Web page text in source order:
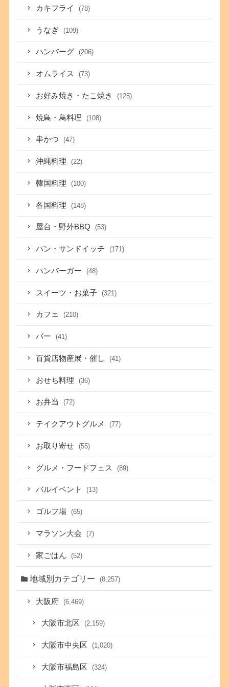
カキフライ (78)
うなぎ (109)
ハンバーグ (206)
オムライス (73)
お好み焼き・たこ焼き (125)
焼鳥・鳥料理 (108)
串かつ (47)
沖縄料理 (22)
韓国料理 (100)
各国料理 (148)
屋台・野外BBQ (53)
パン・サンドイッチ (171)
ハンバーガー (48)
スイーツ・お菓子 (321)
カフェ (210)
バー (41)
百貨店物産展・催し (41)
おせち料理 (36)
お弁当 (72)
テイクアウトグルメ (77)
お取り寄せ (55)
グルメ・フードフェス (89)
バルイベント (13)
ゴルフ場 (65)
マラソン大会 (7)
家ごはん (52)
地域別カテゴリー (8,257)
大阪府 (6,469)
大阪市北区 (2,159)
大阪市中央区 (1,020)
大阪市福島区 (324)